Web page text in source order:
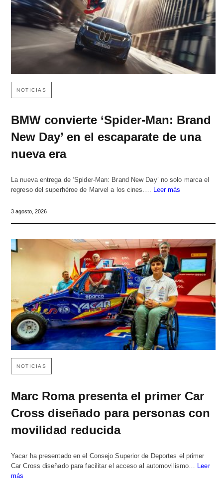
NOTICIAS
BMW convierte ‘Spider-Man: Brand
New Day’ en el escaparate de una
nueva era
La nueva entrega de ‘Spider-Man: Brand New Day’ no solo marca el
regreso del superhéroe de Marvel a los cines.… Leer más
3 agosto, 2026
NOTICIAS
Marc Roma presenta el primer Car
Cross diseñado para personas con
movilidad reducida
Yacar ha presentado en el Consejo Superior de Deportes el primer
Car Cross diseñado para facilitar el acceso al automovilismo…
Leer
más